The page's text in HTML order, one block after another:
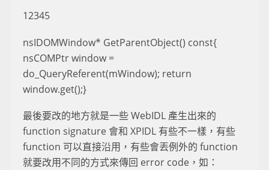
12345
nsIDOMWindow* GetParentObject() const{
nsCOMPtr window =
do_QueryReferent(mWindow); return
window.get();}
最後要改的地方就是一些 WebIDL 產生出來的
function signature 會和 XPIDL 有些不一樣，有些
function 可以直接沿用，有些會丟例外的 function
就要改用不同的方式來傳回 error code，如：